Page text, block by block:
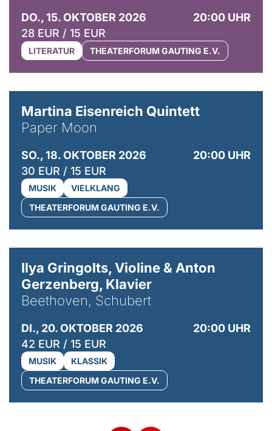
DO., 15. OKTOBER 2026
20:00 UHR
28 EUR / 15 EUR
LITERATUR THEATERFORUM GAUTING E.V.
Martina Eisenreich Quintett
Paper Moon
SO., 18. OKTOBER 2026
20:00 UHR
30 EUR / 15 EUR
MUSIK
VIELKLANG
THEATERFORUM GAUTING E.V.
Ilya Gringolts, Violine & Anton
Gerzenberg, Klavier
Beethoven, Schubert
DI., 20. OKTOBER 2026
20:00 UHR
42 EUR / 15 EUR
MUSIK
KLASSIK
THEATERFORUM GAUTING E.V.